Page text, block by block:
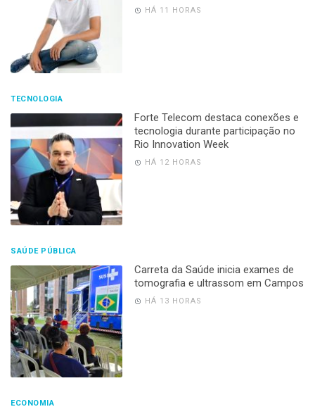
HÁ 11 HORAS
TECNOLOGIA
Forte Telecom destaca conexões e
tecnologia durante participação no
Rio Innovation Week
HÁ 12 HORAS
SAÚDE PÚBLICA
Carreta da Saúde inicia exames de
tomografia e ultrassom em Campos
HÁ 13 HORAS
ECONOMIA